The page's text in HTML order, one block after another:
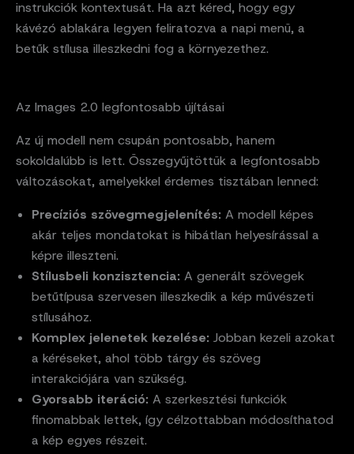
instrukciók kontextusát. Ha azt kéred, hogy egy
kávézó ablakára legyen feliratozva a napi menü, a
betűk stílusa illeszkedni fog a környezethez.
Az Images 2.0 legfontosabb újításai
Az új modell nem csupán pontosabb, hanem
sokoldalúbb is lett. Összegyűjtöttük a legfontosabb
változásokat, amelyekkel érdemes tisztában lenned:
Precíziós szövegmegjelenítés: A modell képes
akár teljes mondatokat is hibátlan helyesírással a
képre illeszteni.
Stílusbeli konzisztencia: A generált szövegek
betűtípusa szervesen illeszkedik a kép művészeti
stílusához.
Komplex jelenetek kezelése: Jobban kezeli azokat
a kéréseket, ahol több tárgy és szöveg
interakciójára van szükség.
Gyorsabb iteráció: A szerkesztési funkciók
finomabbak lettek, így célzottabban módosíthatod
a kép egyes részeit.